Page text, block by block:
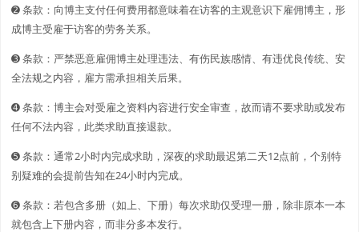
➋️️ 条款：向博主支付任何费用都意味着在访客的主观意识下雇佣博主，形
成博主受雇于访客的劳务关系。
➌ 条款：严禁恶意雇佣博主处理违法、有伤民族感情、有违优良传统、安
全法规之内容，雇方需承担相关后果。
➍ 条款：博主会对受雇之资料内容进行安全审查，故而请不要求助或发布
任何不法内容，此类求助直接退款。
➎ 条款：通常2小时内完成求助，深夜的求助最迟第二天12点前，个别特
别疑难的会提前告知在24小时内完成。
➏ 条款：若包含多册（如上、下册）每次求助仅受理一册，除非原本一本
就包含上下册内容，而非分多本发行。